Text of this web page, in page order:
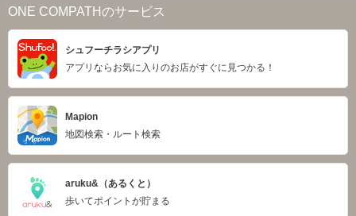
ONE COMPATHのサービス
シュフーチラシアプリ
アプリならお気に入りのお店がすぐに見つかる！
Mapion
地図検索・ルート検索
aruku&（あるくと）
歩いてポイントが貯まる